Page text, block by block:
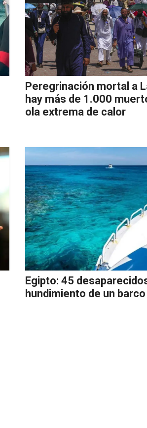
Peregrinación mortal a
hay más de 1.000
ola extrema de calor
Egipto: 45
hundimiento de un barco